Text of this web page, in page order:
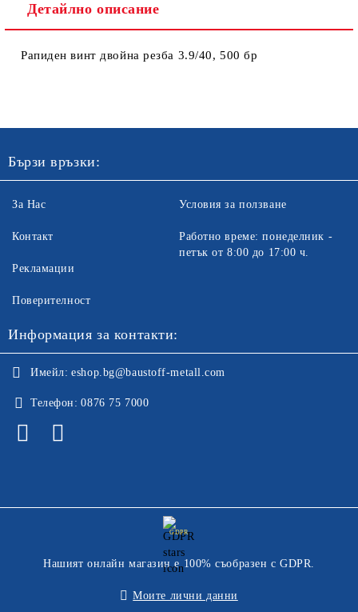
Детайлно описание
Рапиден винт двойна резба 3.9/40, 500 бр
Бързи връзки:
За Нас
Контакт
Рекламации
Поверителност
Условия за ползване
Работно време: понеделник -
петък от 8:00 до 17:00 ч.
Информация за контакти:
Имейл: eshop.bg@baustoff-metall.com
Телефон: 0876 75 7000
GDPR
Нашият онлайн магазин е 100% съобразен с GDPR.
Моите лични данни